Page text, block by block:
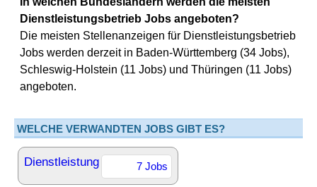
Dienstleistungsbetrieb Jobs angeboten?
Die meisten Stellenanzeigen für Dienstleistungsbetrieb
Jobs werden derzeit in Baden-Württemberg (34 Jobs),
Schleswig-Holstein (11 Jobs) und Thüringen (11 Jobs)
angeboten.
WELCHE VERWANDTEN JOBS GIBT ES?
Dienstleistung 7 Jobs